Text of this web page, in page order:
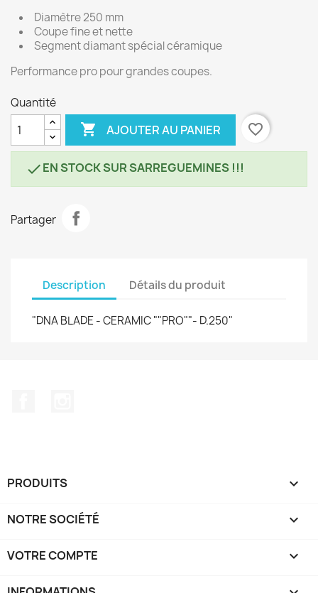
Diamètre 250 mm
Coupe fine et nette
Segment diamant spécial céramique
Performance pro pour grandes coupes.
Quantité
 AJOUTER AU PANIER favorite_border
EN STOCK SUR SARREGUEMINES !!!
Partager
Description Détails du produit
"DNA BLADE - CERAMIC ""PRO""- D.250"
PRODUITS 
NOTRE SOCIÉTÉ 
VOTRE COMPTE 